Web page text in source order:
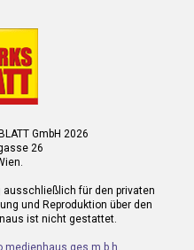
GmbH 2026
26
für den privaten
und Reproduktion über den
ist nicht gestattet.